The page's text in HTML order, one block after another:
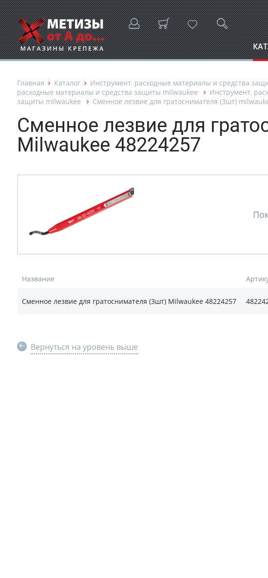
Главная Каталог Инструмент, расходные материалы и средства
расходные материалы и средства защиты milwaukee
Инструмент,
защиты milwaukee
Сменное лезвие для гратоснимателя (3шт)
Сменное лезвие для
Milwaukee 48224257
Название
Сменное лезвие для гратоснимателя (3шт) Milwaukee 48224257
Вернуться на уровень выше